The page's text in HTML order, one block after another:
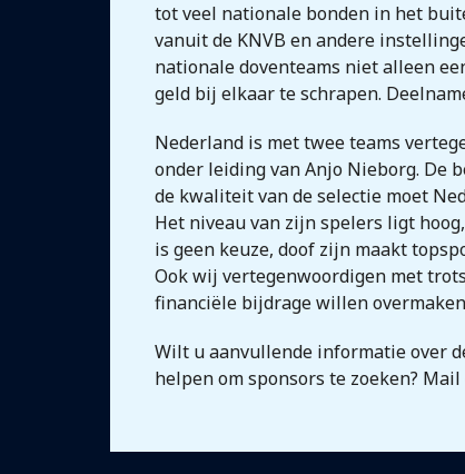
tot veel nationale bonden in het
vanuit de KNVB en andere
nationale doventeams niet alleen
geld bij elkaar te schrapen.
Nederland is met twee teams
onder leiding van Anjo Nieborg. De
de kwaliteit van de selectie moet
Het niveau van zijn spelers ligt
is geen keuze, doof zijn maakt
Ook wij vertegenwoordigen met
financiële bijdrage willen
Wilt u aanvullende informatie over
helpen om sponsors te zoeken? Mail